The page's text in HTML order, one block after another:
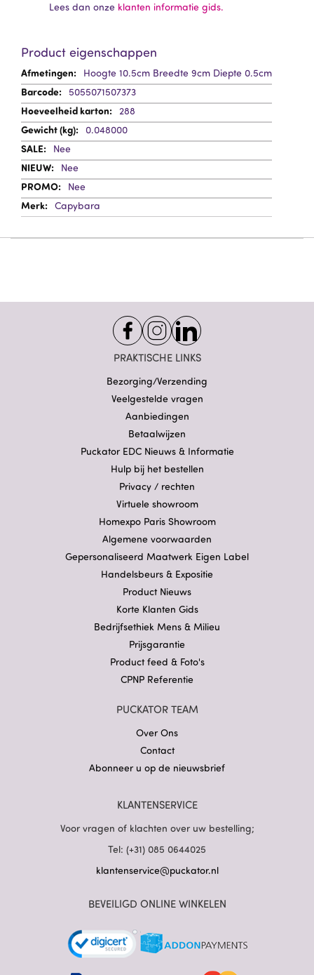
Lees dan onze klanten informatie gids.
Product eigenschappen
Meer
informatie
Hoogte 10.5cm Breedte 9cm Diepte 0.5cm
5055071507373
288
0.048000
Nee
Nee
Nee
Capybara
PRAKTISCHE LINKS
Bezorging/Verzending
Veelgestelde vragen
Aanbiedingen
Betaalwijzen
Puckator EDC Nieuws & Informatie
Hulp bij het bestellen
Privacy / rechten
Virtuele showroom
Homexpo Paris Showroom
Algemene voorwaarden
Gepersonaliseerd Maatwerk Eigen Label
Handelsbeurs & Expositie
Product Nieuws
Korte Klanten Gids
Bedrijfsethiek Mens & Milieu
Prijsgarantie
Product feed & Foto's
CPNP Referentie
PUCKATOR TEAM
Over Ons
Contact
Abonneer u op de nieuwsbrief
KLANTENSERVICE
Voor vragen of klachten over uw bestelling;
Tel: (+31) 085 0644025
klantenservice@puckator.nl
BEVEILIGD ONLINE WINKELEN